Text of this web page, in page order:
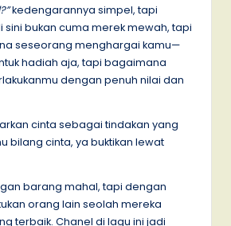
kedengarannya simpel, tapi
sini bukan cuma merek mewah, tapi
seseorang menghargai kamu—
hadiah aja, tapi bagaimana
dengan penuh nilai dan
cinta sebagai tindakan yang
bilang cinta, ya buktikan lewat
barang mahal, tapi dengan
orang lain seolah mereka
terbaik. Chanel di lagu ini jadi